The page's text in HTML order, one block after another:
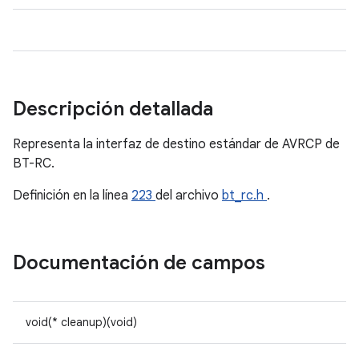
Descripción detallada
Representa la interfaz de destino estándar de AVRCP de
BT-RC.
Definición en la línea 223 del archivo bt_rc.h .
Documentación de campos
void(* cleanup)(void)